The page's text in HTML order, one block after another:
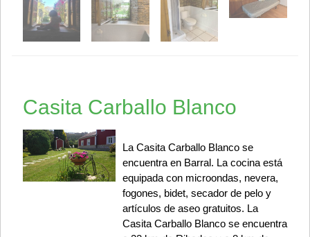
Casita Carballo Blanco
La Casita Carballo Blanco se
encuentra en Barral. La cocina está
equipada con microondas, nevera,
fogones, bidet, secador de pelo y
artículos de aseo gratuitos. La
Casita Carballo Blanco se encuentra